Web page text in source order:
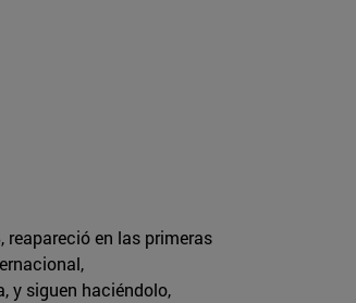
reapareció en las primeras
y siguen haciéndolo,